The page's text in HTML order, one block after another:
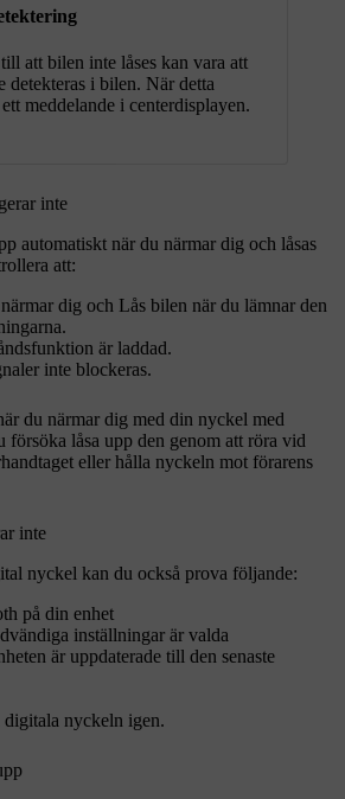
att bilen inte låses kan vara att
detekteras i bilen. När detta
meddelande i centerdisplayen.
inte
automatiskt när du närmar dig och låsas
att:
dig och Lås bilen när du lämnar den
är laddad.
inte blockeras.
du närmar dig med din nyckel med
försöka låsa upp den genom att röra vid
eller hålla nyckeln mot förarens
inte
nyckel kan du också prova följande:
på din enhet
inställningar är valda
är uppdaterade till den senaste
digitala nyckeln igen.